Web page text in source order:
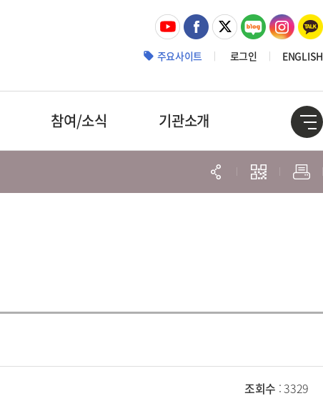
주요사이트 로그인 ENGLISH
참여/소식 기관소개
조회수 : 3329